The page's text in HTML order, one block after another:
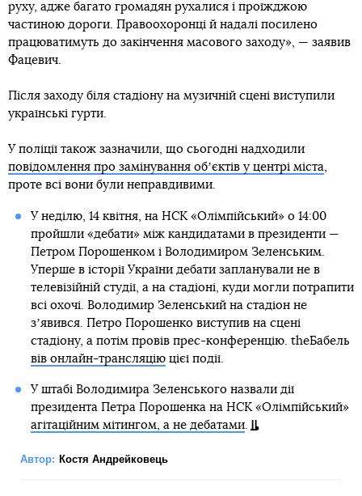
руху, адже багато громадян рухалися і проїжджою
частиною дороги. Правоохоронці й надалі посилено
працюватимуть до закінчення масового заходу», — заявив
Фацевич.
Після заходу біля стадіону на музичній сцені виступили
українські гурти.
У поліції також зазначили, що сьогодні надходили
повідомлення про замінування обʼєктів у центрі міста,
проте всі вони були неправдивими.
У неділю, 14 квітня, на НСК «Олімпійський» о 14:00
пройшли «дебати» між кандидатами в президенти —
Петром Порошенком і Володимиром Зеленським.
Уперше в історії України дебати запланували не в
телевізійній студії, а на стадіоні, куди могли потрапити
всі охочі. Володимир Зеленський на стадіон не
зʼявився. Петро Порошенко виступив на сцені
стадіону, а потім провів прес-конференцію. theБабель
вів онлайн-трансляціюцієї події.
У штабі Володимира Зеленського назвали дії
президента Петра Порошенка на НСК «Олімпійський»
агітаційним мітингом, а не дебатами.
Автор: Костя Андрейковець